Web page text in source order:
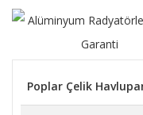
Poplar Çelik